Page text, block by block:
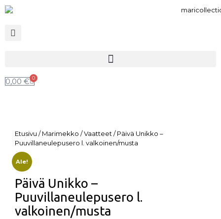
0,00 € 0
Etusivu /Marimekko /Vaatteet / Päivä Unikko –
Puuvillaneulepusero l. valkoinen/musta
Ale!
Päivä Unikko –
Puuvillaneulepusero l.
valkoinen/musta